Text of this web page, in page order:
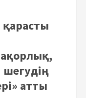
шегудің
атты